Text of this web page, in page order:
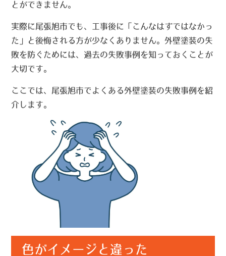
とができません。
実際に尾張旭市でも、工事後に「こんなはずではなかっ
た」と後悔される方が少なくありません。外壁塗装の失
敗を防ぐためには、過去の失敗事例を知っておくことが
大切です。
ここでは、尾張旭市でよくある外壁塗装の失敗事例を紹
介します。
色がイメージと違った